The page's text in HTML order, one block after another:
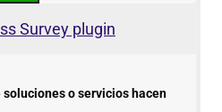
Survey plugin
o servicios hacen